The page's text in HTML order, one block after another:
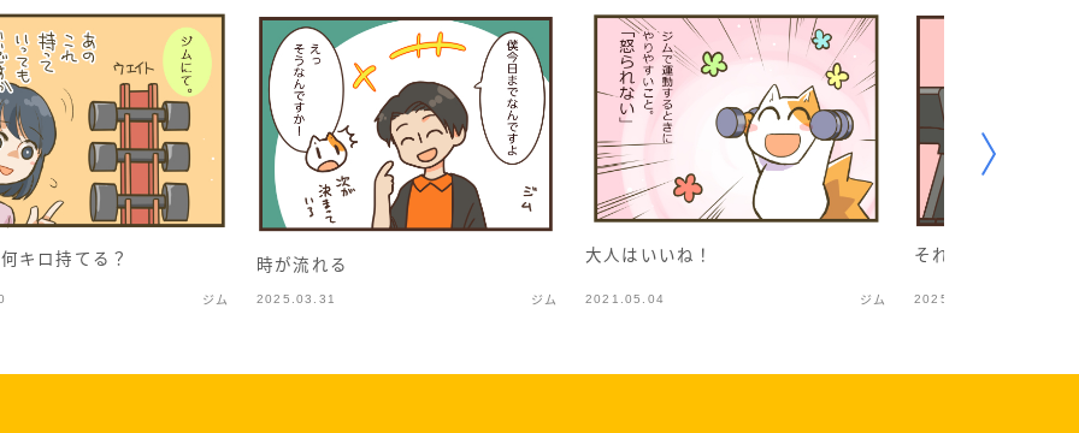
キロ持てる？
ジム
時が流れる
2025.03.31 ジム
大人はいいね！
2021.05.04 ジム
それぞれの精一杯
2025.03.09